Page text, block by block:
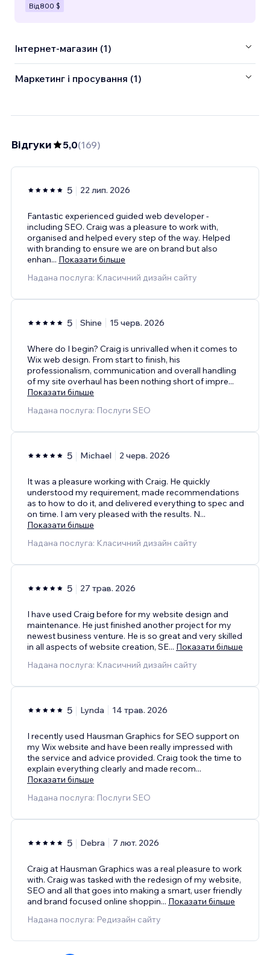
Від 800 $
Інтернет-магазин (1)
Маркетинг і просування (1)
Відгуки 5,0(169)
5 22 лип. 2026
Fantastic experienced guided web developer -
including SEO. Craig was a pleasure to work with,
organised and helped every step of the way. Helped
with branding to ensure we are on brand but also
enhan... Показати більше
Надана послуга: Класичний дизайн сайту
5 Shine 15 черв. 2026
Where do I begin? Craig is unrivalled when it comes to
Wix web design. From start to finish, his
professionalism, communication and overall handling
of my site overhaul has been nothing short of impre...
Показати більше
Надана послуга: Послуги SEO
5 Michael 2 черв. 2026
It was a pleasure working with Craig. He quickly
understood my requirement, made recommendations
as to how to do it, and delivered everything to spec and
on time. I am very pleased with the results. N...
Показати більше
Надана послуга: Класичний дизайн сайту
5 27 трав. 2026
I have used Craig before for my website design and
maintenance. He just finished another project for my
newest business venture. He is so great and very skilled
in all aspects of website creation, SE... Показати більше
Надана послуга: Класичний дизайн сайту
5 Lynda 14 трав. 2026
I recently used Hausman Graphics for SEO support on
my Wix website and have been really impressed with
the service and advice provided. Craig took the time to
explain everything clearly and made recom...
Показати більше
Надана послуга: Послуги SEO
5 Debra 7 лют. 2026
Craig at Hausman Graphics was a real pleasure to work
with. Craig was tasked with the redesign of my website,
SEO and all that goes into making a smart, user friendly
and brand focused online shoppin... Показати більше
Надана послуга: Редизайн сайту